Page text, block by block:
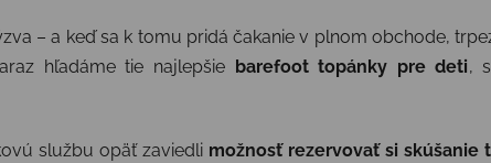
– a keď sa k tomu pridá čakanie v plnom obchode,
hľadáme tie najlepšie
barefoot topánky pre deti,
službu opäť zaviedli možnosť rezervovať si skúšanie